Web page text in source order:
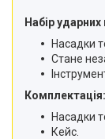
Набір
Насадки
Стане
Комплектація:
Насадки
Кейс.